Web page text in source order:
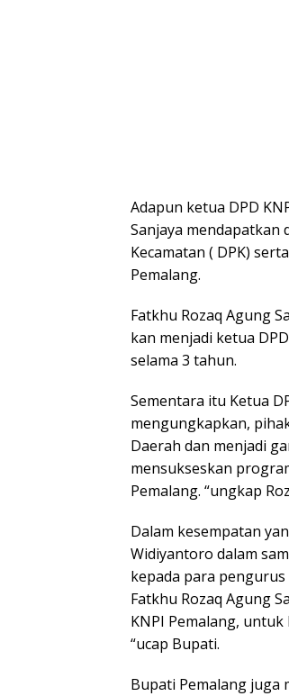
Adapun ketua DPD
Sanjaya mendapatkan
Kecamatan ( DPK)
Pemalang.
Fatkhu Rozaq Agung
kan menjadi ketua
selama 3 tahun.
Sementara itu Ketua
mengungkapkan,
Daerah dan menjadi
mensukseskan
Pemalang. “ungkap
Dalam kesempatan
Widiyantoro dalam
kepada para
Fatkhu Rozaq Agung
KNPI Pemalang,
“ucap Bupati.
Bupati Pemalang juga